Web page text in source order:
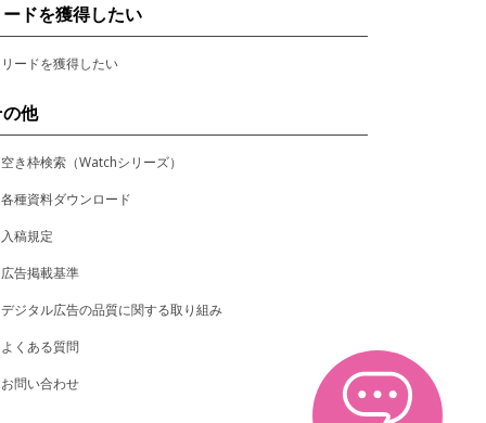
ドを獲得したい
リードを獲得したい
他
空き枠検索（Watchシリーズ）
各種資料ダウンロード
入稿規定
広告掲載基準
デジタル広告の品質に関する取り組み
よくある質問
お問い合わせ